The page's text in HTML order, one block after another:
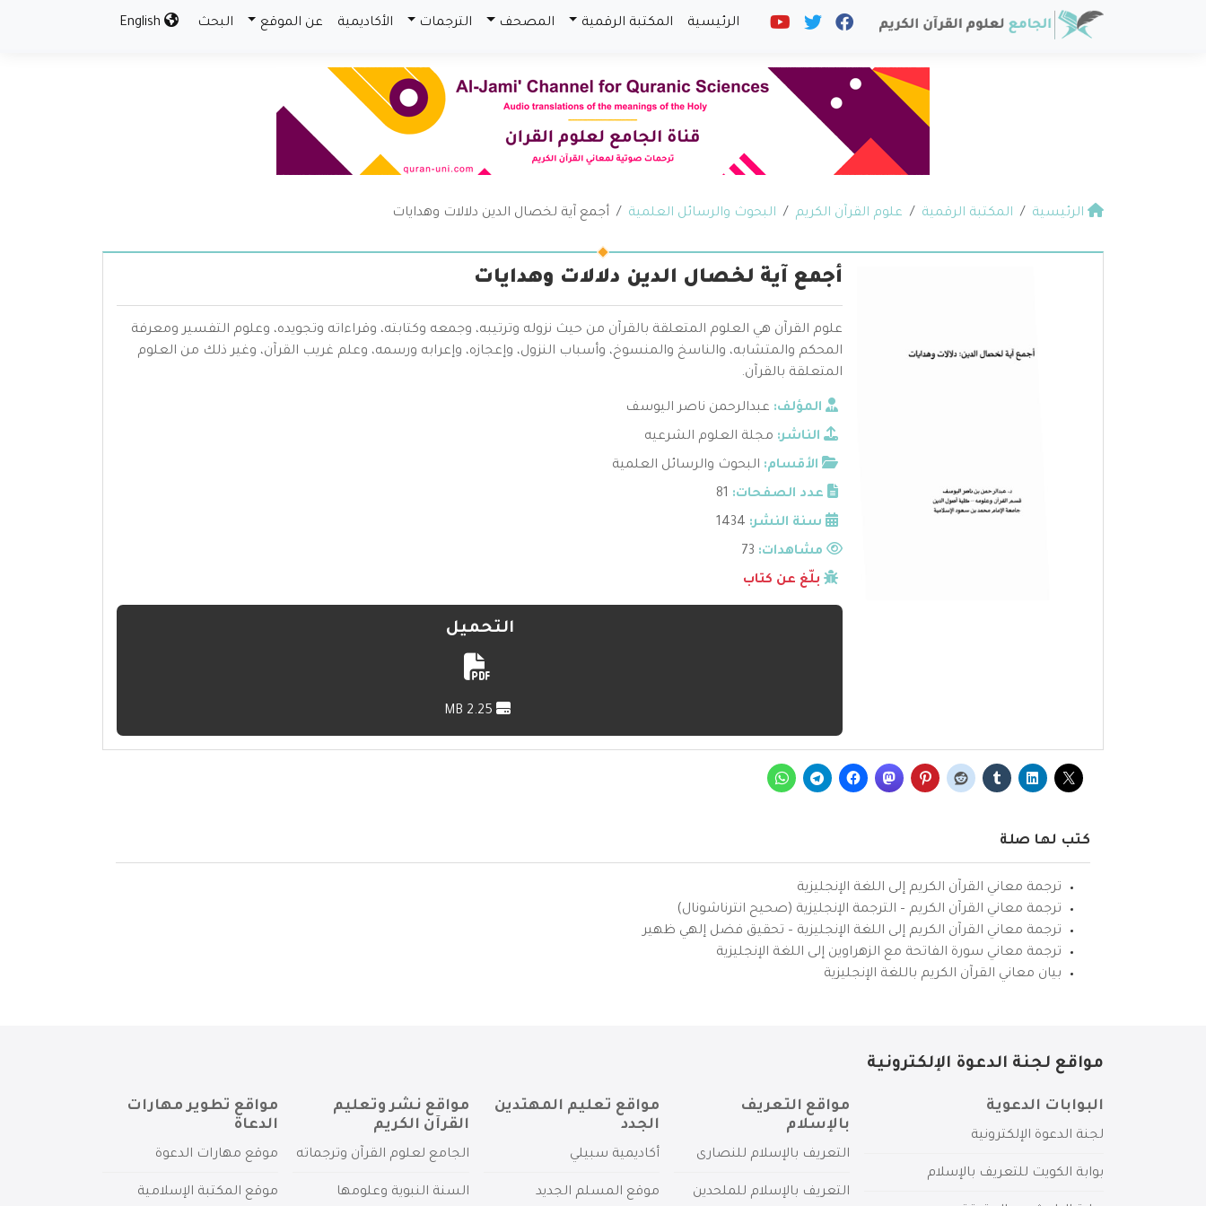
الرئيسية المكتبة الرقمية المصحف الترجمات الأكاديمية عن الموقع البحث
الرئيسية المكتبة الرقمية علوم القرآن الكريم البحوث والرسائل العلمية أجمع آية لخصال الدين دلالات وهدايات
أجمع آية لخصال الدين دلالات وهدايات
علوم القرآن هي العلوم المتعلقة بالقرآن من حيث نزوله وترتيبه، وجمعه وكتابته، وقراءاته وتجويده، وعلوم التفسير ومعرفة
المحكم والمتشابه، والناسخ والمنسوخ، وأسباب النزول، وإعجازه، وإعرابه ورسمه، وعلم غريب القرآن، وغير ذلك من العلوم
المتعلقة بالقرآن.
المؤلف: عبدالرحمن ناصر اليوسف
الناشر: مجلة العلوم الشرعيه
الأقسام: البحوث والرسائل العلمية
عدد الصفحات: 81
سنة النشر: 1434
مشاهدات:
بلّغ عن كتاب
التحميل
كتب لها صلة
ترجمة معاني القرآن الكريم إلى اللغة الإنجليزية
ترجمة معاني القرآن الكريم – الترجمة الإنجليزية (صحيح انترناشونال)
ترجمة معاني القرآن الكريم إلى اللغة الإنجليزية – تحقيق فضل إلهي ظهير
ترجمة معاني سورة الفاتحة مع الزهراوين إلى اللغة الإنجليزية
بيان معاني القرآن الكريم باللغة الإنجليزية
مواقع لجنة الدعوة الإلكترونية
البوابات الدعوية
لجنة الدعوة الإلكترونية
بوابة الكويت للتعريف بالإسلام
مواقع التعريف
بالإسلام
التعريف بالإسلام للنصارى
التعريف بالإسلام للملحدين
مواقع تعليم المهتدين
الجدد
أكاديمية سبيلي
موقع المسلم الجديد
مواقع نشر وتعليم
القرآن الكريم
الجامع لعلوم القرآن وترجماته
السنة النبوية وعلومها
مواقع تطوير مهارات
الدعاة
موقع مهارات الدعوة
موقع المكتبة الإسلامية